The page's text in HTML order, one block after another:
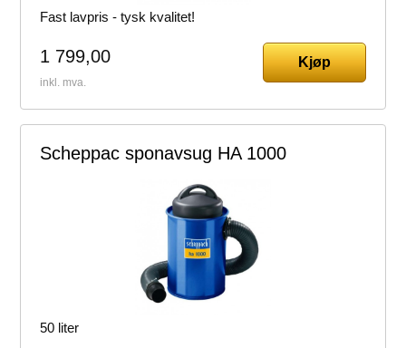
Fast lavpris - tysk kvalitet!
1 799,00
inkl. mva.
Kjøp
Scheppac sponavsug HA 1000
50 liter